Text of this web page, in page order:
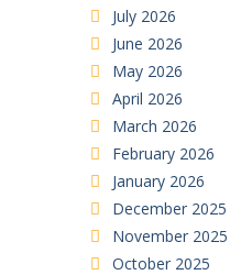
July 2026
June 2026
May 2026
April 2026
March 2026
February 2026
January 2026
December 2025
November 2025
October 2025